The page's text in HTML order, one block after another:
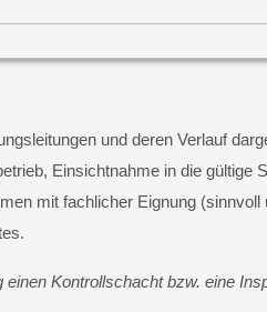
und deren Verlauf
Einsichtnahme in die gültige
mit fachlicher Eignung
Kontrollschacht bzw. eine